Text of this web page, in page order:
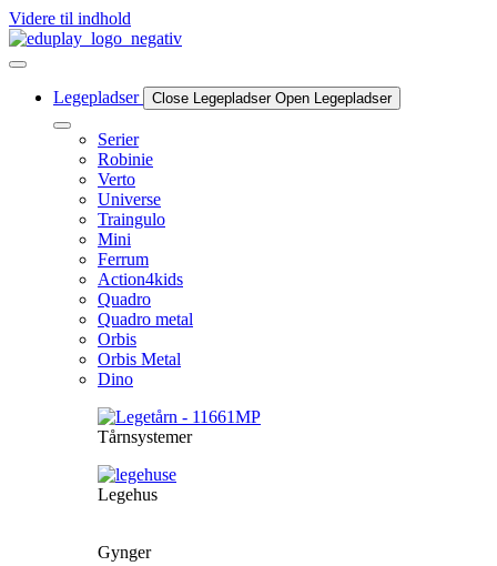
Videre til indhold
Legepladser Close Legepladser Open Legepladser
Serier
Robinie
Verto
Universe
Traingulo
Mini
Ferrum
Action4kids
Quadro
Quadro metal
Orbis
Orbis Metal
Dino
Tårnsystemer
Legehus
Gynger